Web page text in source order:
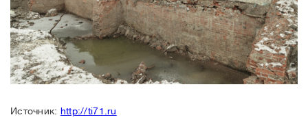
Источник: http://ti71.ru